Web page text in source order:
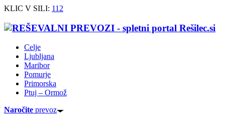
KLIC V SILI: 112
Celje
Ljubljana
Maribor
Pomurje
Primorska
Ptuj – Ormož
Naročite prevoz